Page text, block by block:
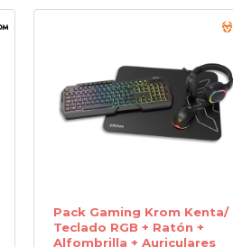
Pack Gaming Krom Kenta/
Teclado RGB + Ratón +
Alfombrilla + Auriculares